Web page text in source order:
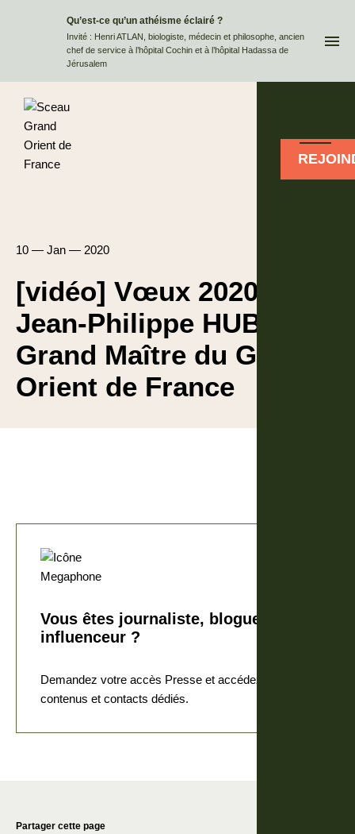
Qu’est-ce qu’un athéisme éclairé ?
Invité : Henri ATLAN, biologiste, médecin et philosophe, ancien
chef de service à l’hôpital Cochin et à l’hôpital Hadassa de
Jérusalem
10 — Jan — 2020
[vidéo] Vœux 2020 de
Jean-Philippe HUBSCH,
Grand Maître du Grand
Orient de France
Vous êtes journaliste, blogueur,
influenceur ?
Demandez votre accès Presse et accédez à nos
contenus et contacts dédiés.
Partager cette page